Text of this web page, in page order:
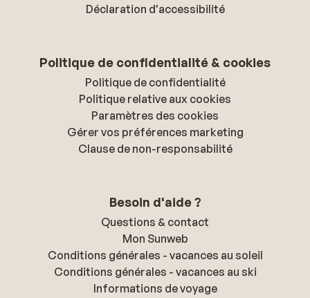
Déclaration d'accessibilité
Politique de confidentialité & cookies
Politique de confidentialité
Politique relative aux cookies
Paramètres des cookies
Gérer vos préférences marketing
Clause de non-responsabilité
Besoin d'aide ?
Questions & contact
Mon Sunweb
Conditions générales - vacances au soleil
Conditions générales - vacances au ski
Informations de voyage